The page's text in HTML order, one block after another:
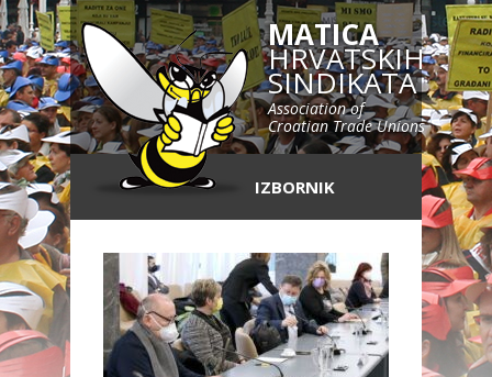
MATICA
HRVATSKIH
SINDIKATA
Association of
Croatian Trade Unions
IZBORNIK